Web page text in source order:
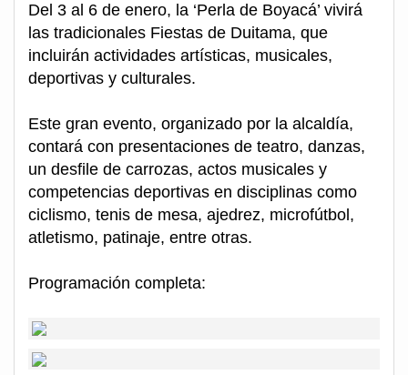
Del 3 al 6 de enero, la ‘Perla de Boyacá’ vivirá
las tradicionales Fiestas de Duitama, que
incluirán actividades artísticas, musicales,
deportivas y culturales.
Este gran evento, organizado por la alcaldía,
contará con presentaciones de teatro, danzas,
un desfile de carrozas, actos musicales y
competencias deportivas en disciplinas como
ciclismo, tenis de mesa, ajedrez, microfútbol,
atletismo, patinaje, entre otras.
Programación completa: